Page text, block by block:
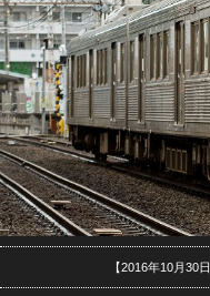
【2016年10月30